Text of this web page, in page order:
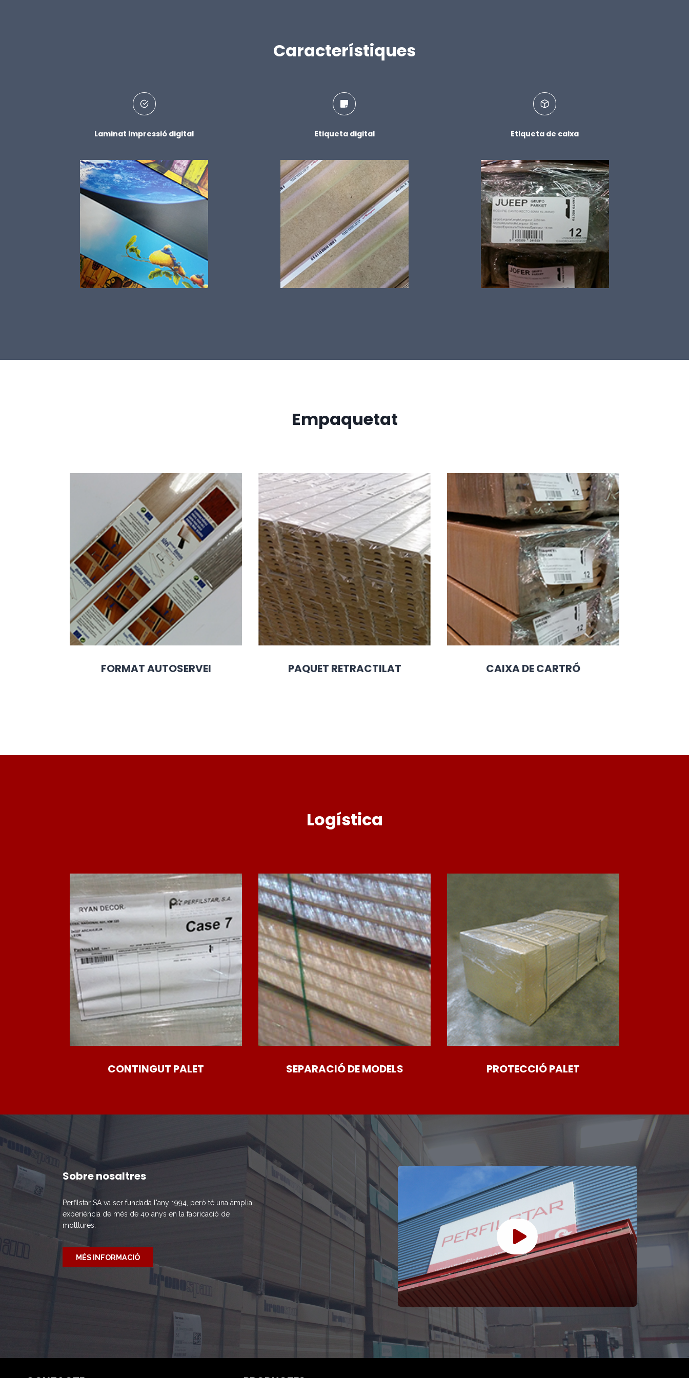
Característiques
Laminat impressió digital Etiqueta digital Etiqueta de caixa
Empaquetat
FORMAT AUTOSERVEI PAQUET RETRACTILAT CAIXA DE CARTRÓ
Logística
CONTINGUT PALET SEPARACIÓ DE MODELS PROTECCIÓ PALET
Sobre nosaltres
Perfilstar SA va ser fundada l'any 1994, però té una àmplia
experiència de més de 40 anys en la fabricació de
motllures.
MÉS INFORMACIÓ